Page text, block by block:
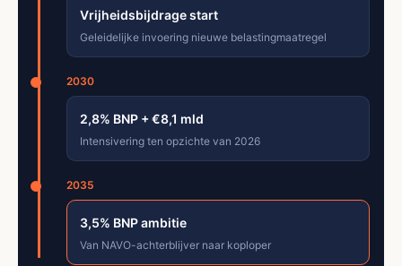
Vrijheidsbijdrage start
Geleidelijke invoering nieuwe belastingmaatregel
2030
2,8% BNP + €8,1 mld
Intensivering ten opzichte van 2026
2035
3,5% BNP ambitie
Van NAVO-achterblijver naar koploper